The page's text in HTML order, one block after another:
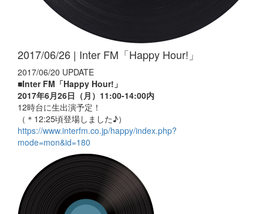
2017/06/26 | Inter FM「Happy Hour!」
2017/06/20 UPDATE
■Inter FM「Happy Hour!」
2017年6月26日（月）11:00-14:00内
12時台に生出演予定！
（＊12:25頃登場しました♪）
https://www.interfm.co.jp/happy/index.php?
mode=mon&id=180